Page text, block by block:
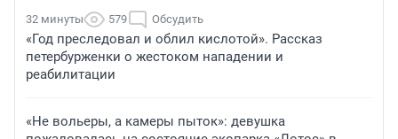
32 минуты 579 Обсудить
«Год преследовал и облил кислотой». Рассказ
петербурженки о жестоком нападении и
реабилитации
«Не вольеры, а камеры пыток»: девушка